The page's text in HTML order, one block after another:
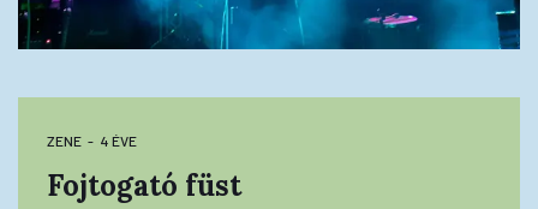
ZENE 4 ÉVE
Fojtogató füst